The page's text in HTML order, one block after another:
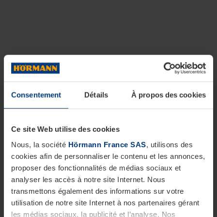
Consentement Détails À propos des cookies
Ce site Web utilise des cookies
Nous, la société Hörmann France SAS, utilisons des
cookies afin de personnaliser le contenu et les annonces,
proposer des fonctionnalités de médias sociaux et
analyser les accès à notre site Internet. Nous
transmettons également des informations sur votre
utilisation de notre site Internet à nos partenaires gérant
les médias sociaux, la publicité et l’analyse. Nos